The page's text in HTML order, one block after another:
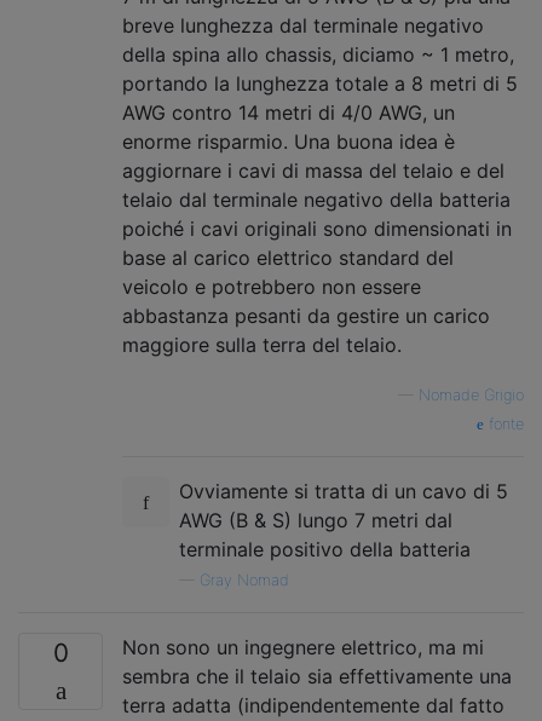
breve lunghezza dal terminale negativo
della spina allo chassis, diciamo ~ 1 metro,
portando la lunghezza totale a 8 metri di 5
AWG contro 14 metri di 4/0 AWG, un
enorme risparmio. Una buona idea è
aggiornare i cavi di massa del telaio e del
telaio dal terminale negativo della batteria
poiché i cavi originali sono dimensionati in
base al carico elettrico standard del
veicolo e potrebbero non essere
abbastanza pesanti da gestire un carico
maggiore sulla terra del telaio.
Nomade Grigio
fonte
Ovviamente si tratta di un cavo di 5
AWG (B & S) lungo 7 metri dal
terminale positivo della batteria
Gray Nomad
0
Non sono un ingegnere elettrico, ma mi
sembra che il telaio sia effettivamente una
terra adatta (indipendentemente dal fatto